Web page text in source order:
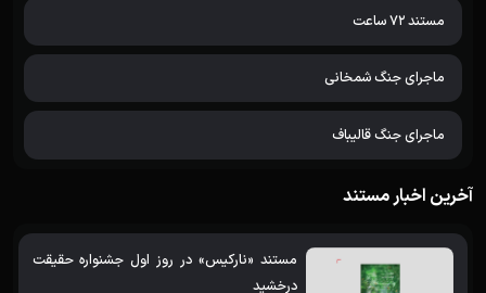
مستند 72 ساعت
ماجرای جنگ شمخانی
ماجرای جنگ قالیباف
آخرین اخبار مستند
مستند «نارکیس» در روز اول جشنواره حقیقت
درخشید